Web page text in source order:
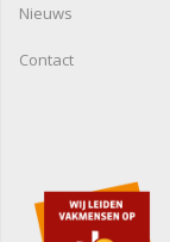
Nieuws
Contact